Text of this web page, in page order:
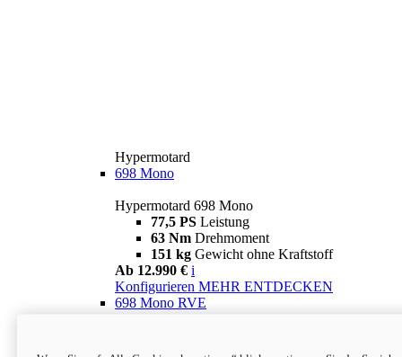
Hypermotard
698 Mono
Hypermotard 698 Mono
77,5 PS Leistung
63 Nm Drehmoment
151 kg Gewicht ohne Kraftstoff
Ab 12.990 € i
Konfigurieren MEHR ENTDECKEN
698 Mono RVE
77,5 PS
Leistung